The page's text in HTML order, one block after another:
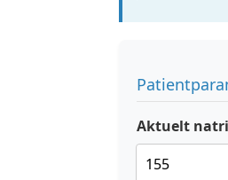
Aktuelt